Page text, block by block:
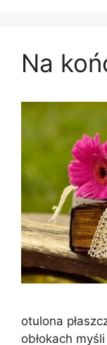
Na
otulona
obłokach